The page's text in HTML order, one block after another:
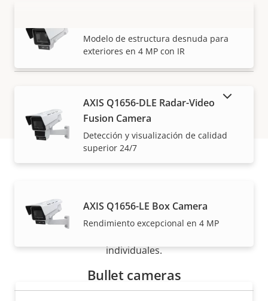
VISUALIZAR MÁS
Modelo de estructura desnuda para
exteriores en 4 MP con IR
AXIS Q1656-DLE Radar-Video
Fusion Camera
Detección y visualización de calidad
superior 24/7
AXIS Q1656-LE Box Camera
Rendimiento excepcional en 4 MP
Bullet cameras
MOSTRAR PRODUCTOS DESCATALOGADOS
Nuestros socios fiables venden e instalan de forma
individuales.